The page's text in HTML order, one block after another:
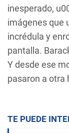
inesperado,
imágenes que
incrédula y
pantalla.
Y desde ese
pasaron a otra
TE PUEDE